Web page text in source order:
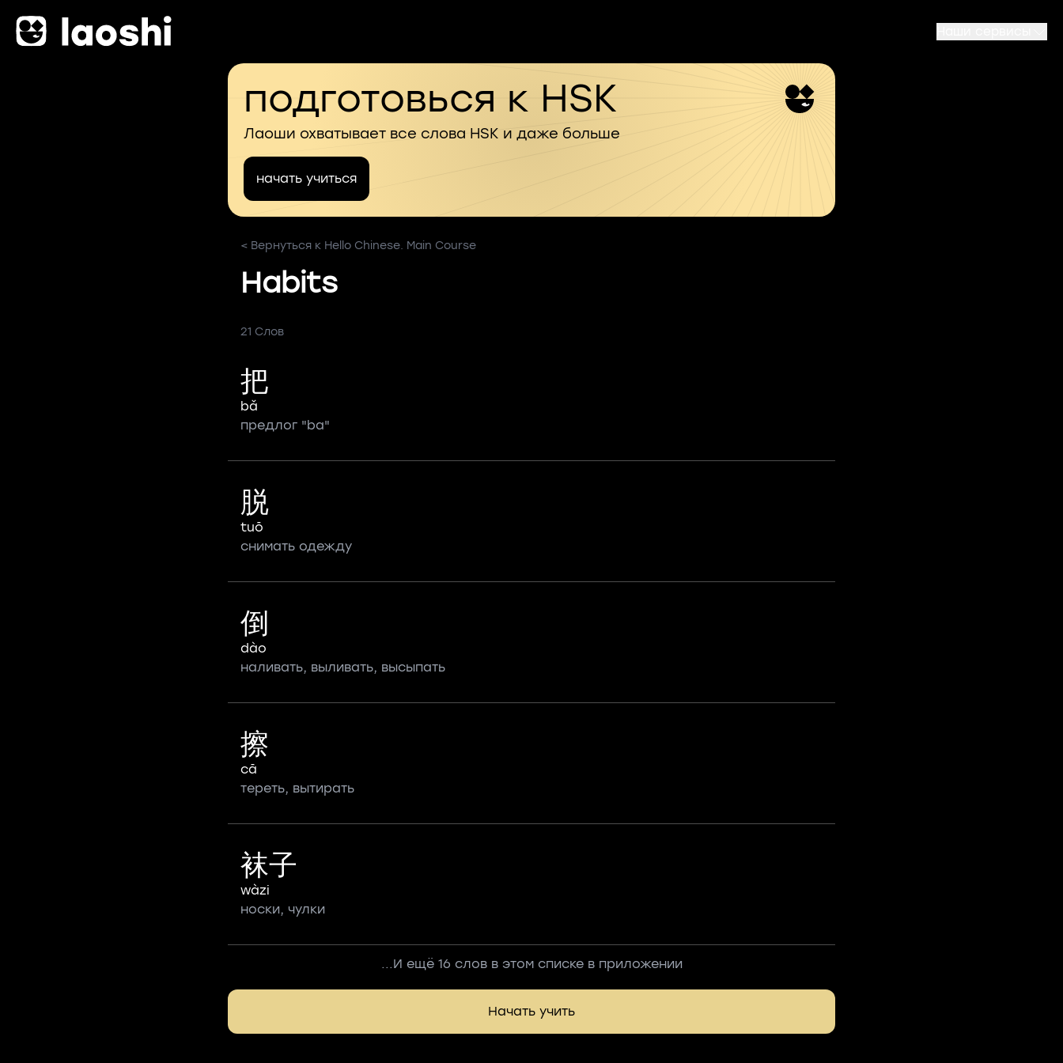
подготовься к HSK
Лаоши охватывает все слова HSK и даже больше
начать учиться
< Вернуться к Hello Chinese. Main Course
Habits
21 Слов
把
bǎ
предлог "ba"
脱
tuō
снимать одежду
倒
dào
наливать, выливать, высыпать
擦
cā
тереть, вытирать
袜子
wàzi
носки, чулки
...И ещё 16 слов в этом списке в приложении
Начать учить